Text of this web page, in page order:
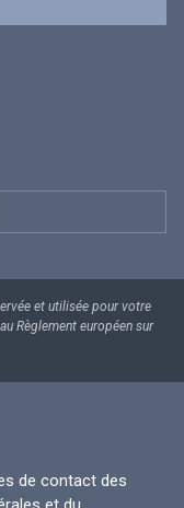
et utilisée pour votre
Règlement européen sur
de contact des